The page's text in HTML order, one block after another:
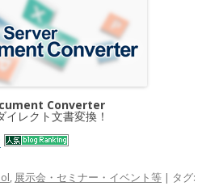
Converter
レクト文書変換！
, 展示会・セミナー・イベント等 | タグ: